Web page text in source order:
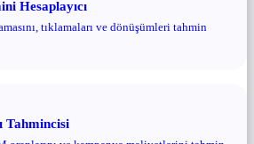
Hesaplayıcı
tıklamaları ve dönüşümleri tahmin
Tahmincisi